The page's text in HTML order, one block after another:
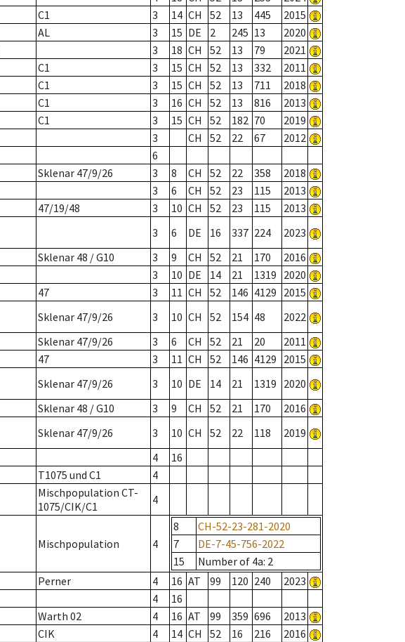
C1 3 14 CH 52 13 445
2015
AL 3 15 DE 2 245 13
2020
3 18 CH 52 13 79
2021
C1 3 15 CH 52 13 332
2011
C1 3 15 CH 52 13 711
2018
C1 3 16 CH 52 13 816
2013
C1 3 15 CH 52 182 70
2019
3 CH 52 22 67
2012
6
Sklenar 47/9/26 3 8 CH 52 22 358
2018
3 6 CH 52 23 115
2013
47/19/48 3 10 CH 52 23 115
2013
3 6 DE 16 337 224
2023
Sklenar 48 / G10 3 9 CH 52 21 170
2016
3 10 DE 14 21 1319 2020
47 3 11 CH 52 146 4129 2015
Sklenar 47/9/26 3 10 CH 52 154 48
2022
Sklenar 47/9/26 3 6 CH 52 21 20
2011
47 3 11 CH 52 146 4129 2015
Sklenar 47/9/26 3 10 DE 14 21 1319 2020
Sklenar 48 / G10 3 9 CH 52 21 170
2016
Sklenar 47/9/26 3 10 CH 52 22 118
2019
4
16
T1075 und C1
4
Mischpopulation CT-
1075/CIK/C1
4
Mischpopulation 4
8
CH-52-23-281-2020
7
DE-7-45-756-2022
15
Number of 4a: 2
Perner 4 16 AT 99 120 240
2023
4
16
Warth 02 4 16 AT 99 359 696
2013
CIK 4 14 CH 52 16 216
2016